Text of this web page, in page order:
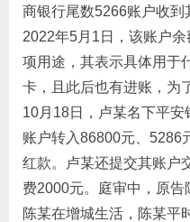
商银行尾数5266账户收到
2022年5月1日，该账户
项用途，其表示具体用于
卡，且此后也有进账，为
10月18日，卢某名下平
账户转入86800元、5286
红款。卢某还提交其账户
费2000元。庭审中，原
陈某在增城生活，陈某平